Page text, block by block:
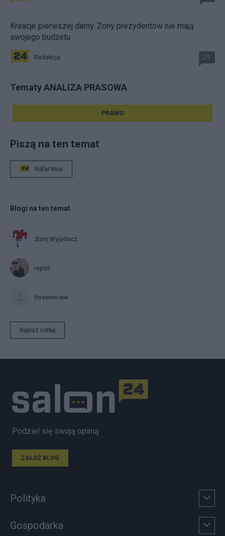
Kreacje pierwszej damy. Żony prezydentów nie mają
swojego budżetu
Redakcja 29
Tematy ANALIZA PRASOWA
PRAWO
Piszą na ten temat
Rafał Woś
Blogi na ten temat
Stary Wyjadacz
report
threeme-ww
Napisz notkę
Podziel się swoją opinią
ZAŁÓŻ BLOG
Polityka
Gospodarka